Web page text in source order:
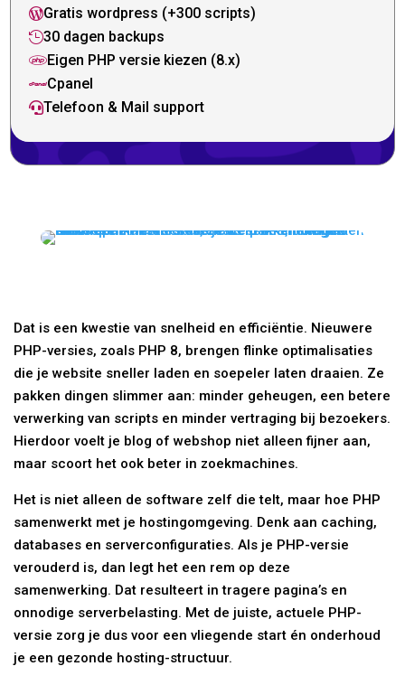
Gratis wordpress (+300 scripts)
30 dagen backups
Eigen PHP versie kiezen (8.x)
Cpanel
Telefoon & Mail support
Dat is een kwestie van snelheid en efficiëntie. Nieuwere
PHP-versies, zoals PHP 8, brengen flinke optimalisaties
die je website sneller laden en soepeler laten draaien. Ze
pakken dingen slimmer aan: minder geheugen, een betere
verwerking van scripts en minder vertraging bij bezoekers.
Hierdoor voelt je blog of webshop niet alleen fijner aan,
maar scoort het ook beter in zoekmachines.
Het is niet alleen de software zelf die telt, maar hoe PHP
samenwerkt met je hostingomgeving. Denk aan caching,
databases en serverconfiguraties. Als je PHP-versie
verouderd is, dan legt het een rem op deze
samenwerking. Dat resulteert in tragere pagina’s en
onnodige serverbelasting. Met de juiste, actuele PHP-
versie zorg je dus voor een vliegende start én onderhoud
je een gezonde hosting-structuur.